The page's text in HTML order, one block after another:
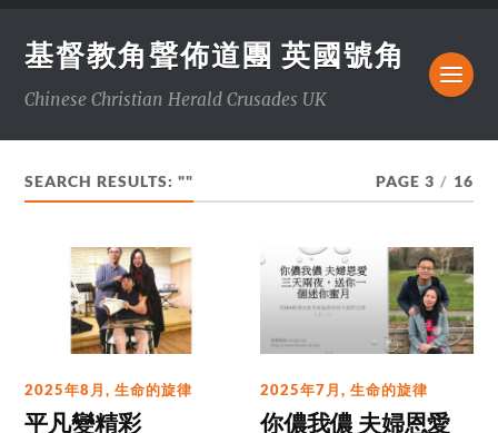
基督教角聲佈道團 英國號角
Chinese Christian Herald Crusades UK
SEARCH RESULTS: "" PAGE 3 / 16
2025年8月,生命的旋律
平凡變精彩
2025年7月,生命的旋律
你儂我儂 夫婦恩愛